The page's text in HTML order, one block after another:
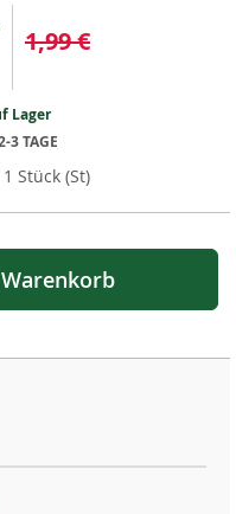
1,99 €
Stück (St)
Lager
3 TAGE